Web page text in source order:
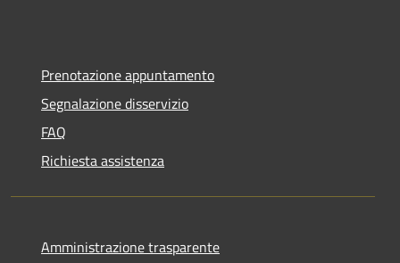
Prenotazione appuntamento
Segnalazione disservizio
FAQ
Richiesta assistenza
Amministrazione trasparente